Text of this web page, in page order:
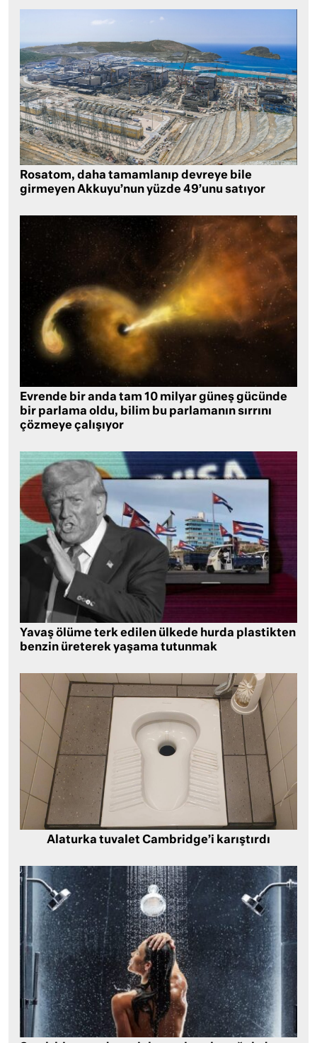
Rosatom, daha tamamlanıp devreye bile
girmeyen Akkuyu’nun yüzde 49’unu satıyor
Evrende bir anda tam 10 milyar güneş gücünde
bir parlama oldu, bilim bu parlamanın sırrını
çözmeye çalışıyor
Yavaş ölüme terk edilen ülkede hurda plastikten
benzin üreterek yaşama tutunmak
Alaturka tuvalet Cambridge’i karıştırdı